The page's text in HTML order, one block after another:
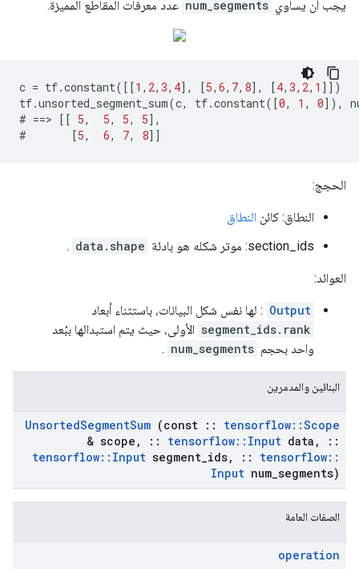
يجب أن يساوي num_segments عدد معرفات المقاطع المميزة.
c = tf.constant([[1 , 2, 3, 4], [5, 6, 7, 8], [4, 3, 2, 1 ]])
tf.unsorted_segment_sum(c, tf.constant([0, 1 , 0]),
# ==> [[ 5, 5, 5, 5],
#
[5, 6, 7, 8]]
الحجج:
النطاق: كائن النطاق
section_ids: موتر شكله هو بادئة
data.shape
.
العوائد:
Output : لها نفس شكل البيانات، باستثناء أبعاد
segment_ids.rank الأولى، حيث يتم استبدالها ببُعد
واحد بحجم num_segments
.
البنائين والمدمرين
UnsortedSegmentSum (const :: tensorflow::Scope
& scope , :: tensorflow:: Input data ,
::
tensorflow:: Input segment ids, :: tensorflow::
Input num segments)
الصفات العامة
operation